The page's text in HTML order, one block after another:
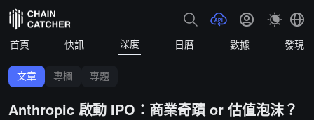
首頁 快訊 深度 日曆 數據 發現
文章 專欄 專題
Anthropic 啟動 IPO：商業奇蹟 or 估值泡沫？